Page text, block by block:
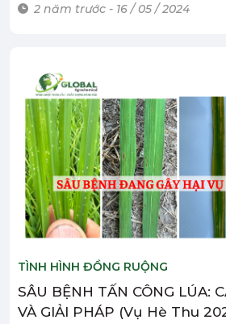
2 năm trước - 16 / 05 / 2024
TÌNH HÌNH ĐỒNG RUỘNG
SÂU BỆNH TẤN CÔNG LÚA:
VÀ GIẢI PHÁP (Vụ Hè Thu